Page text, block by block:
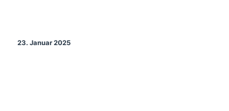
23. Januar 2025